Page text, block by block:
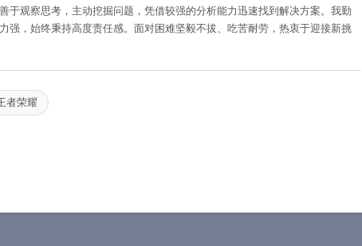
于观察思考，主动挖掘问题，凭借较强的分析能力迅速找到解决方案。我勤
强，始终秉持高度责任感。面对困难坚毅不拔、吃苦耐劳，热衷于迎接新挑
者荣耀